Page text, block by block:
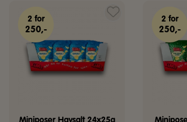
2 for
250,-
Miniposer Havsalt 24x25g
2 for
250,-